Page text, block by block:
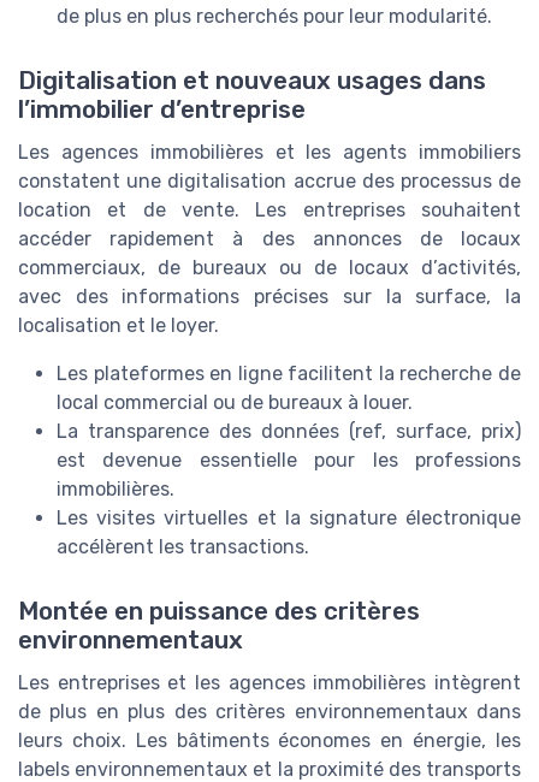
de plus en plus recherchés pour leur modularité.
Digitalisation et nouveaux usages dans
l’immobilier d’entreprise
Les agences immobilières et les agents immobiliers
constatent une digitalisation accrue des processus de
location et de vente. Les entreprises souhaitent
accéder rapidement à des annonces de locaux
commerciaux, de bureaux ou de locaux d’activités,
avec des informations précises sur la surface, la
localisation et le loyer.
Les plateformes en ligne facilitent la recherche de
local commercial ou de bureaux à louer.
La transparence des données (ref, surface, prix)
est devenue essentielle pour les professions
immobilières.
Les visites virtuelles et la signature électronique
accélèrent les transactions.
Montée en puissance des critères
environnementaux
Les entreprises et les agences immobilières intègrent
de plus en plus des critères environnementaux dans
leurs choix. Les bâtiments économes en énergie, les
labels environnementaux et la proximité des transports